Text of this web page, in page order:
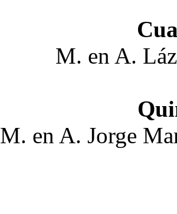
M. en A.
M. en A. Jorge